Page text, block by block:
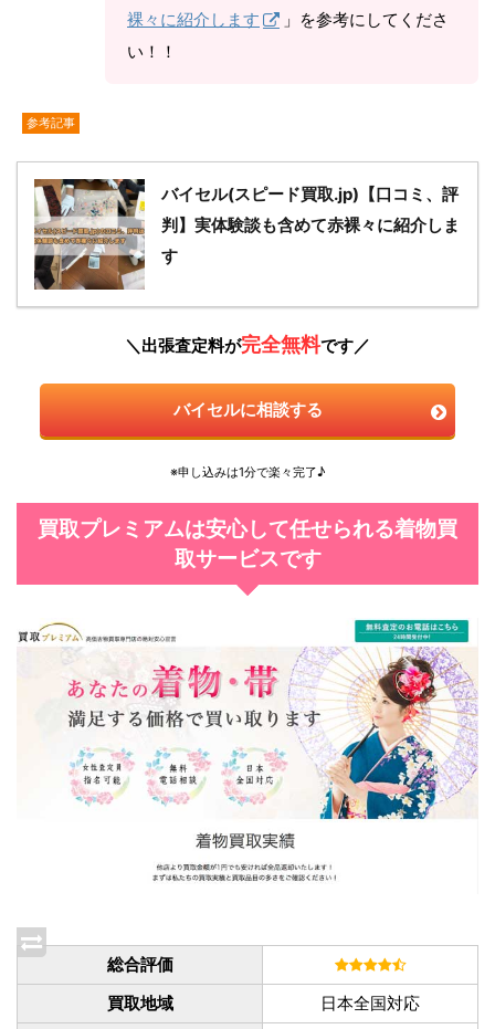
裸々に紹介します
」を参考にしてくださ
い！！
参考記事
バイセル(スピード買取.jp)【口コミ、評
判】実体験談も含めて赤裸々に紹介しま
す
＼出張査定料が完全無料です／
バイセルに相談する
※申し込みは1分で楽々完了♪
買取プレミアムは安心して任せられる着物買
取サービスです
総合評価
買取地域
日本全国対応